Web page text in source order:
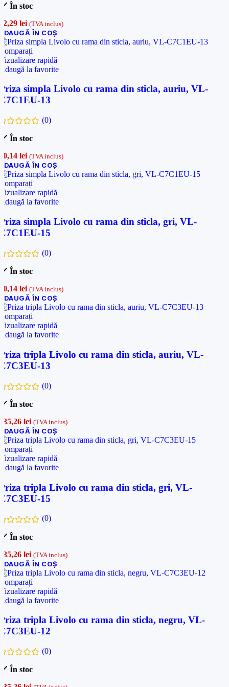
În stoc
lei (TVA inclus)
ÎN COȘ
rapidă
la favorite
simpla Livolo cu rama din sticla, auriu, VL-
13
(0)
În stoc
lei (TVA inclus)
ÎN COȘ
rapidă
la favorite
simpla Livolo cu rama din sticla, gri, VL-
15
(0)
În stoc
lei (TVA inclus)
ÎN COȘ
rapidă
la favorite
tripla Livolo cu rama din sticla, auriu, VL-
13
(0)
În stoc
lei (TVA inclus)
ÎN COȘ
rapidă
la favorite
tripla Livolo cu rama din sticla, gri, VL-
15
(0)
În stoc
lei (TVA inclus)
ÎN COȘ
rapidă
la favorite
tripla Livolo cu rama din sticla, negru, VL-
12
(0)
În stoc